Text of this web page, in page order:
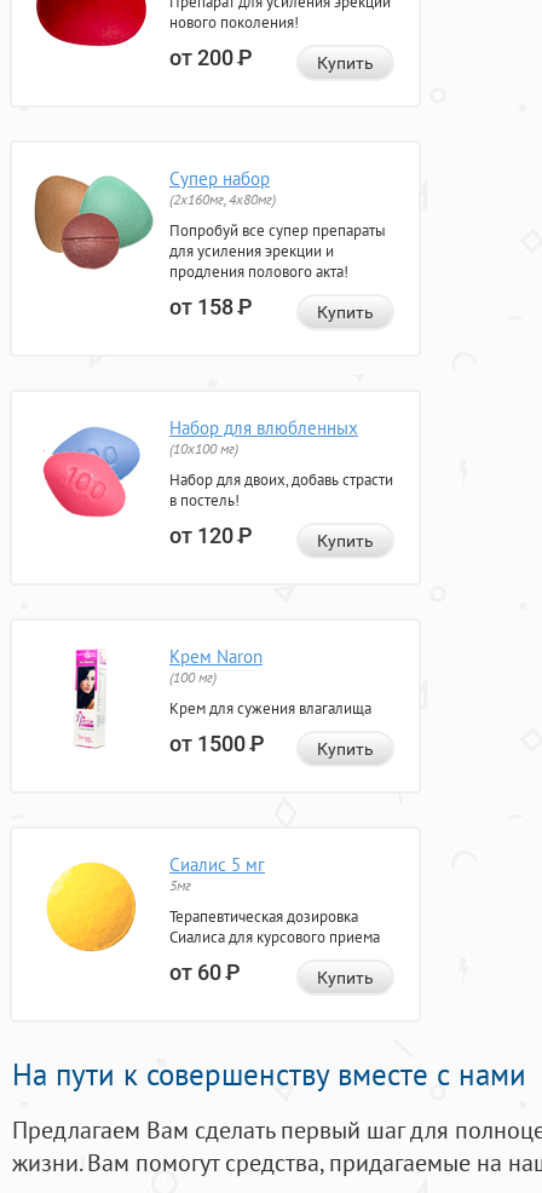
нового поколения!
от 200Р Купить
Супер набор
(2х160мг, 4х80мг)
Попробуй все супер препараты
для усиления эрекции и
продления полового акта!
от 158Р Купить
Набор для влюбленных
(10х100 мг)
Набор для двоих, добавь страсти
в постель!
от 120Р Купить
Крем Naron
(100 мг)
Крем для сужения влагалища
от 1500Р Купить
Сиалис 5 мг
5мг
Терапевтическая дозировка
Сиалиса для курсового приема
от 60Р Купить
На пути к совершенству вместе с нами
Предлагаем Вам сделать первый шаг для
жизни. Вам помогут средства, придагаемые на